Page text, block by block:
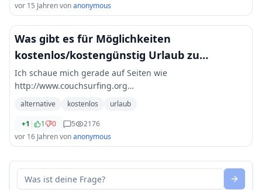
vor 15 Jahrenvonanonymous
Was gibt es für Möglichkeiten
kostenlos/kostengünstig Urlaub zu
machen?
Ich schaue mich gerade auf Seiten wie
http://www.couchsurfing.org
http://www.hospitalityclub.org http://www.stay4free.com
andere Möglichkeiten/K
alternative kostenlos
urlaub
+1 | 1 0 5
2176
vor 16 Jahrenvonanonymous